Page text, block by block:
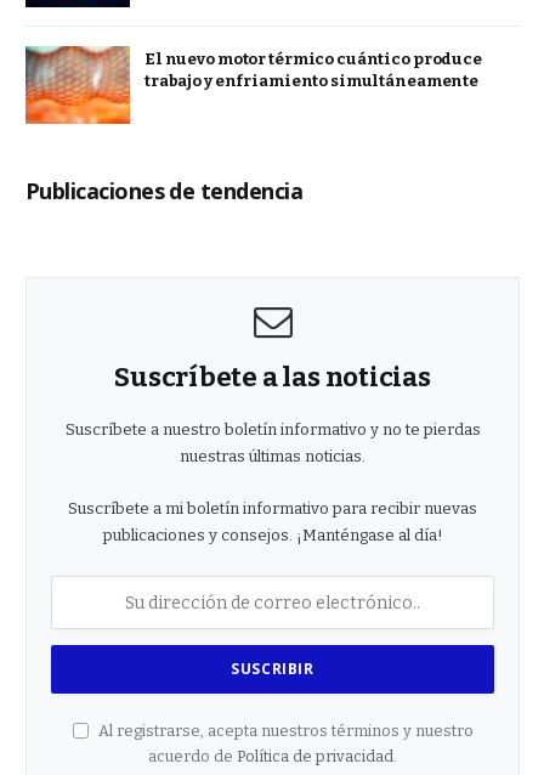
El nuevo motor térmico cuántico produce
trabajo y enfriamiento simultáneamente
Publicaciones de tendencia
Suscríbete a las noticias
Suscríbete a nuestro boletín informativo y no te pierdas
nuestras últimas noticias.
Suscríbete a mi boletín informativo para recibir nuevas
publicaciones y consejos. ¡Manténgase al día!
Al registrarse, acepta nuestros términos y nuestro
acuerdo de Política de privacidad.